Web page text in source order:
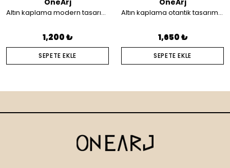
OneArj
Altın kaplama modern tasarım küpe
1,200 ₺
SEPETE EKLE
OneArj
Altın kaplama otantik tasarım saç aksesuarı
1,650 ₺
SEPETE EKLE